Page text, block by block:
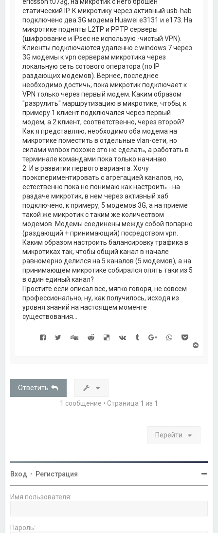
статический IP. К микротику через активный usb-hab
подключено два 3G модема Huawei e3131 и e173. На
микротике подняты L2TP и PPTP серверы
(шифрование и IPsec не использую -чистый VPN).
Клиенты подключаются удаленно с windows 7 через
3G модемы к vpn серверам микротика через
локальную сеть сотового оператора (по IP
раздающих модемов). Вернее, последнее
необходимо достичь, пока микротик подключает к
VPN только через первый модем. Каким образом
"разрулить" маршрутизацию в микротике, чтобы, к
примеру 1 клиент подключался через первый
модем, а 2 клиент, соответственно, через второй?
Как я представляю, необходимо оба модема на
микротике поместить в отдельные vlan-сети, но
силами winbox похоже это не сделать, а работать в
терминале командами пока только начинаю.
2. И в развитии первого варианта. Хочу
поэкспериментировать с агрегацией каналов, но,
естественно пока не понимаю как настроить - на
раздаче микротик, в нем через активный хаб
подключено, к примеру, 5 модемов 3G, а на приеме
такой же микротик с таким же количеством
модемов. Модемы соединены между собой попарно
(раздающий + принимающий) посредством vpn.
Каким образом настроить балансировку трафика в
микротиках так, чтобы общий канал в начале
равномерно делился на 5 каналов (5 модемов), а на
принимающем микротике собирался опять таки из 5
в один единый канал?
Простите если описал все, мягко говоря, не совсем
профессионально, ну, как получилось, исходя из
уровня знаний на настоящем моменте
существования...
у
Ответить
1 сообщение • Страница 1 из 1
Перейти
Вход • Регистрация
Имя пользователя:
Пароль: